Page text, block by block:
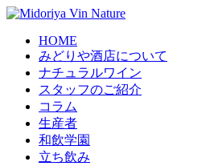
HOME
みどりや酒店について
ナチュラルワイン
スタッフのご紹介
コラム
生産者
和飲学園
立ち飲み